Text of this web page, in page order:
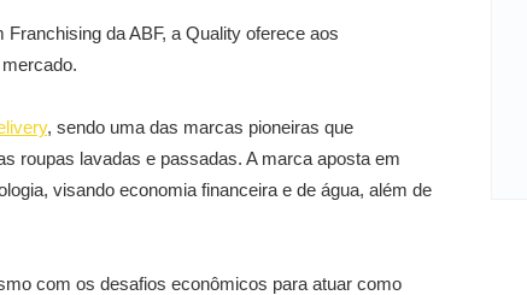
da ABF, a Quality oferece aos
, sendo uma das marcas pioneiras que
roupas lavadas e passadas. A marca aposta em
visando economia financeira e de água, além de
com os desafios econômicos para atuar como